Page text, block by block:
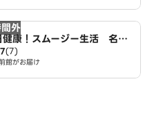
外
健康！スムージー生活 名古
(7)
館がお届け